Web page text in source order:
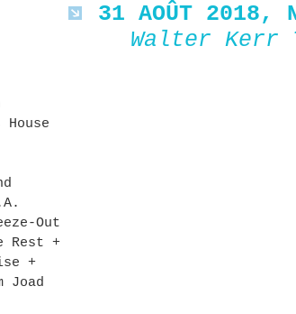
31 AOÛT 2018,
Walter Kerr
House
Out
Rest +
+
Joad